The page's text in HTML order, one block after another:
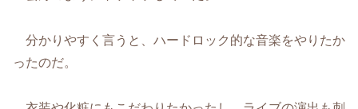
分かりやすく言うと、ハードロック的な音楽をやりたか
ったのだ。